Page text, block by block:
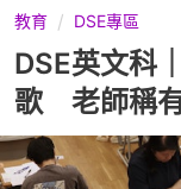
教育 DSE專區
DSE英文科
歌 老師稱